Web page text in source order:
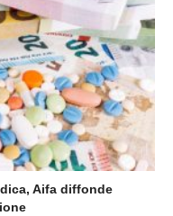
Aifa diffonde